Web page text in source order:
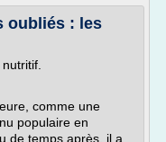
oubliés : les
comme une
populaire en
de temps après, il a